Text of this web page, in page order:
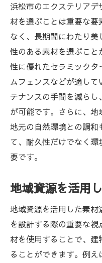
浜松市のエクステリア
材を選ぶことは重要な要
なく、長期間にわたり
性のある素材を選ぶこ
性に優れたセラミック
ムフェンスなどが適し
テナンスの手間を減らし
が可能です。さらに、地
地元の自然環境との調和
て、耐久性だけでなく
要です。
地域資源を活用
地域資源を活用した素
を設計する際の重要な
材を使用することで、
ることができます。例